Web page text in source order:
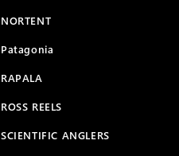
NORTENT
Patagonia
RAPALA
ROSS REELS
SCIENTIFIC ANGLERS